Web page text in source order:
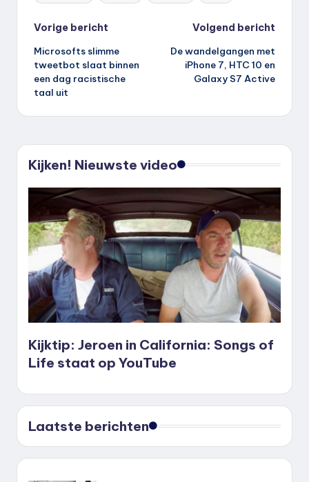
Bericht
navigatie
Vorige bericht
Microsofts slimme
tweetbot slaat binnen
een dag racistische
taal uit
Volgend bericht
De wandelgangen met
iPhone 7, HTC 10 en
Galaxy S7 Active
Kijken! Nieuwste video
Kijktip: Jeroen in California: Songs of
Life staat op YouTube
Laatste berichten